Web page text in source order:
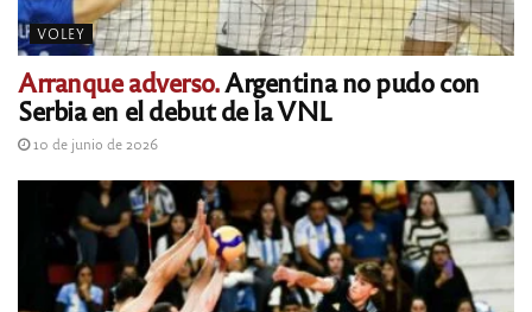
VOLEY
Arranque adverso.Argentina no pudo con
Serbia en el debut de la VNL
10 de junio de 2026